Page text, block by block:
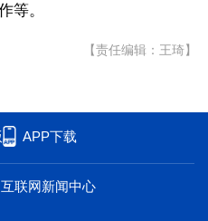
等。
【责任编辑：王琦】
APP下载
联网新闻中心